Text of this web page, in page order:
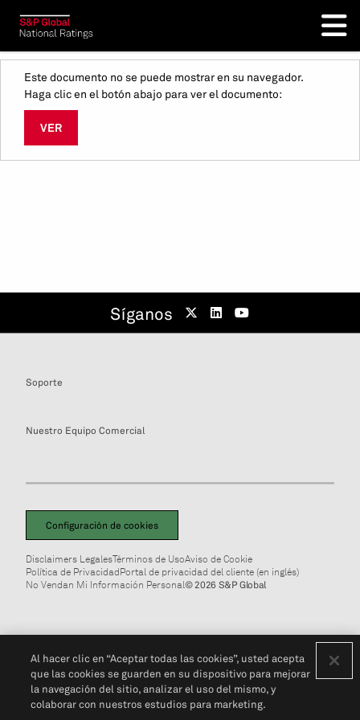
Este documento no se puede mostrar en su navegador.
Haga clic en el botón abajo para ver el documento:
VER
Síganos
Soporte
Nuestro Equipo Comercial
Configuración de cookies
Disclaimers LegalesTérminos de UsoAviso de Cookie
Política de PrivacidadPortal de privacidad del cliente (en inglés)
No Vendan Mi Información Personal© 2026 S&P Global
Al hacer clic en “Aceptar todas las cookies”, usted acepta
que las cookies se guarden en su dispositivo para mejorar
la navegación del sitio, analizar el uso del mismo, y
colaborar con nuestros estudios para marketing.